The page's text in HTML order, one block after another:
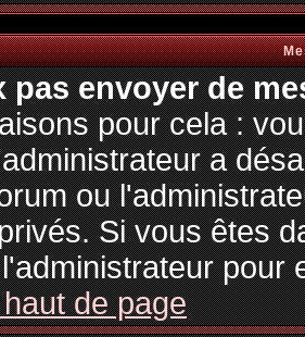
pas envoyer de
pour cela :
a
ou
Si vous êtes
pour
de page